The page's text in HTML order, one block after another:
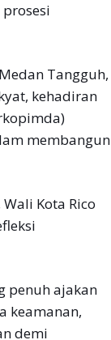
Tangguh,
kehadiran
membangun
Kota Rico
penuh ajakan
keamanan,
demi